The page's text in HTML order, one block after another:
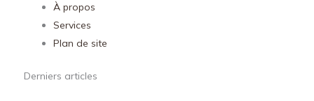
À propos
Services
Plan de site
Derniers articles